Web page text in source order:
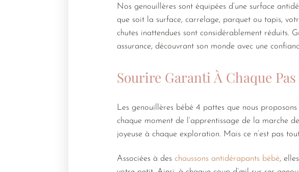
Nos genouillères sont équipées d’une surface
que soit la surface, carrelage, parquet ou tapis,
chutes inattendues sont considérablement réduits.
assurance, découvrant son monde avec une
Sourire Garanti À Chaque Pas
Les genouillères bébé 4 pattes que nous
chaque moment de l’apprentissage de la marche
joyeuse à chaque exploration. Mais ce n’est pas
Associées à des chaussons antidérapants bébé,